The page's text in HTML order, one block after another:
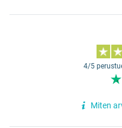
4/5
Miten